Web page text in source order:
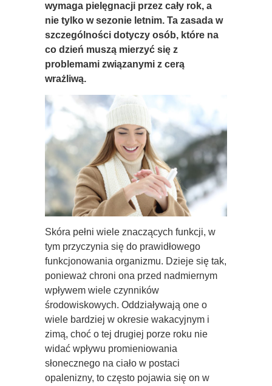
wymaga pielęgnacji przez cały rok, a
nie tylko w sezonie letnim. Ta zasada w
szczególności dotyczy osób, które na
co dzień muszą mierzyć się z
problemami związanymi z cerą
wrażliwą.
Skóra pełni wiele znaczących funkcji, w
tym przyczynia się do prawidłowego
funkcjonowania organizmu. Dzieje się tak,
ponieważ chroni ona przed nadmiernym
wpływem wiele czynników
środowiskowych. Oddziaływają one o
wiele bardziej w okresie wakacyjnym i
zimą, choć o tej drugiej porze roku nie
widać wpływu promieniowania
słonecznego na ciało w postaci
opalenizny, to często pojawia się on w